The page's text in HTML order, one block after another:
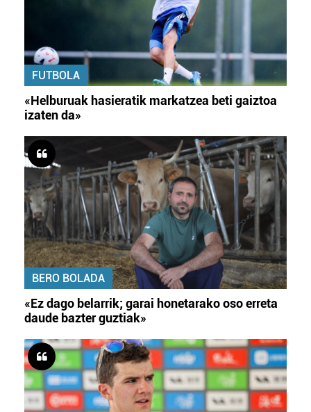
FUTBOLA
«Helburuak hasieratik markatzea beti gaiztoa
izaten da»
BERO BOLADA
«Ez dago belarrik; garai honetarako oso erreta
daude bazter guztiak»